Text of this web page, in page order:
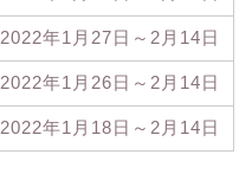
2022年1月27日～2月14日
2022年1月26日～2月14日
2022年1月18日～2月14日